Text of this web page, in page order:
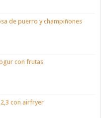
de puerro y champiñones
con frutas
con airfryer